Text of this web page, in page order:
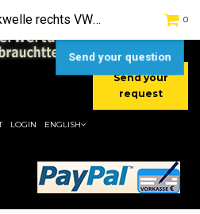
[+49] (0) 2232-5205
[+49] (0) 177 / 4080033
Send your
request
0
LOGIN ENGLISH
Antriebswelle Gelenkwelle rechts VW Golf 6 VI Beifahrerseite
Send your question